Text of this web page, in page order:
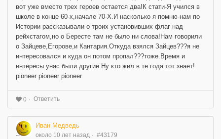
вот уже вместо трех героев остается два!К стати-Я учился в
школе в конце 60-х,начале 70-Х.И насколько я помню-нам по
Истории рассказывали о троих установивших флаг над
рейхстагом,но о Бересте там не было ни слова!Нам говорили
о Зайцеве,Егорове,и Кантария.Откуда взялся Зайцев???я не
интересовался и куда он потом пропал???тоже.Время и
интересы унас были другие.Ну кто жил в те года тот знает!
pioneer pioneer pioneer
0 Ответить
Иван Медведь
около 10 лет назад #43179